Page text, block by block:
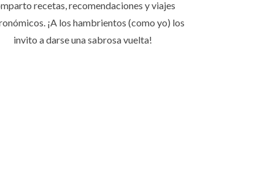
recetas, recomendaciones y viajes
¡A los hambrientos (como yo) los
invito a darse una sabrosa vuelta!